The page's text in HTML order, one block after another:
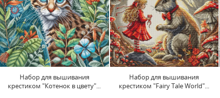
Набор для вышивания
крестиком "Fairy Tale World"...
Набор для вышивания
крестиком "Кошка на яблоне"...